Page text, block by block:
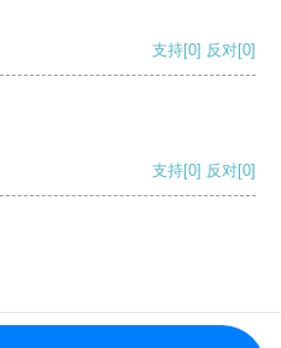
支持[0] 反对[0]
支持[0] 反对[0]